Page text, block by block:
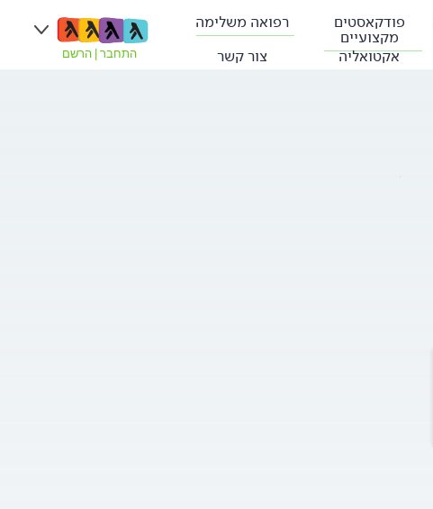
פודקאסטים
מקצועיים
רפואה משלימה
אקטואליה צור קשר התחבר הרשם